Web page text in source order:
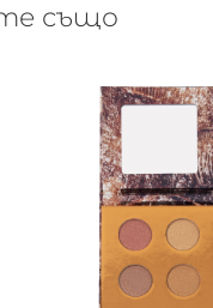
също